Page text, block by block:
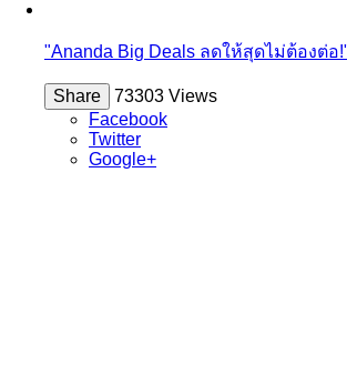
"Ananda Big Deals ลดให้สุดไม่ต้องต่อ
Share
73303 Views
Facebook
Twitter
Google+